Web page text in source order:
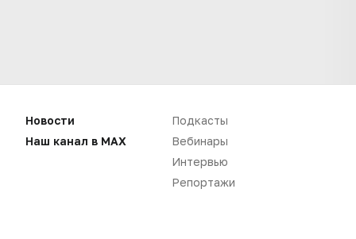
Вы не можете оставлять
комментарии
авторизуйтесь
Новости
Наш канал в MAX
Подкасты
Вебинары
Интервью
Репортажи